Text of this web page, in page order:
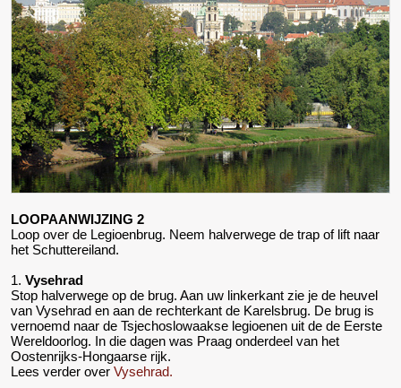
LOOPAANWIJZING 2
Loop over de Legioenbrug. Neem halverwege de trap of lift naar
het Schuttereiland.
1. Vysehrad
Stop halverwege op de brug. Aan uw linkerkant zie je de heuvel
van Vysehrad en aan de rechterkant de Karelsbrug. De brug is
vernoemd naar de Tsjechoslowaakse legioenen uit de de Eerste
Wereldoorlog. In die dagen was Praag onderdeel van het
Oostenrijks-Hongaarse rijk.
Lees verder over Vysehrad.